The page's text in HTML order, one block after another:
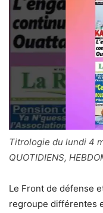
Titrologie du lundi 4
QUOTIDIENS,
Le Front de défense
regroupe différentes